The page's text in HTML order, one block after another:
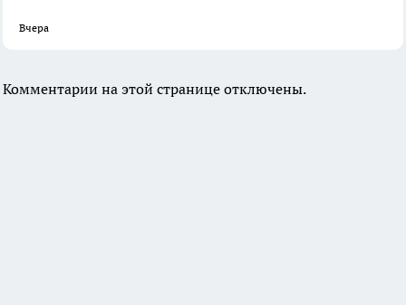
Вчера
Комментарии на этой странице отключены.